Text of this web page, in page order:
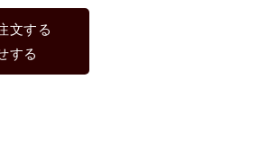
文する
する